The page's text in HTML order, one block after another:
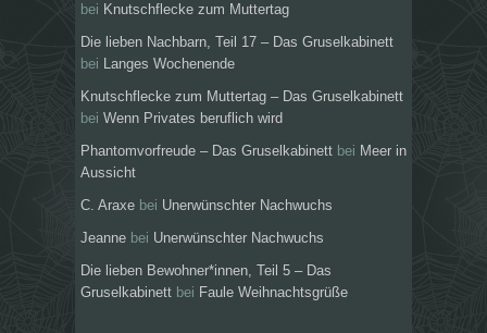
bei Knutschflecke zum Muttertag
Die lieben Nachbarn, Teil 17 – Das Gruselkabinett
bei Langes Wochenende
Knutschflecke zum Muttertag – Das Gruselkabinett
bei Wenn Privates beruflich wird
Phantomvorfreude – Das Gruselkabinett bei Meer in
Aussicht
C. Araxe bei Unerwünschter Nachwuchs
Jeanne bei Unerwünschter Nachwuchs
Die lieben Bewohner*innen, Teil 5 – Das
Gruselkabinett bei Faule Weihnachtsgrüße